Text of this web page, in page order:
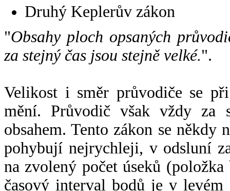
Druhý Keplerův zákon
"Obsahy ploch opsaných
za stejný čas jsou stejně velké.".
Velikost i směr průvodiče se
mění. Průvodič však vždy za
obsahem. Tento zákon se někdy
pohybují nejrychleji, v odsluní
na zvolený počet úseků
časový interval bodů je v